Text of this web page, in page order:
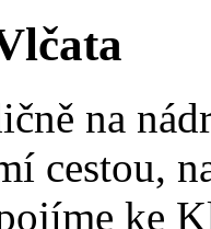
na
cestou,
ke